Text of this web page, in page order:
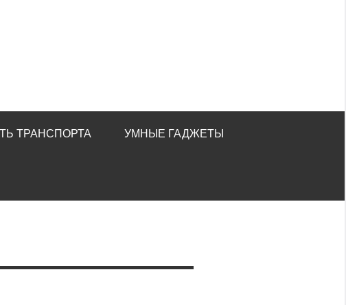
ТРАНСПОРТА УМНЫЕ ГАДЖЕТЫ